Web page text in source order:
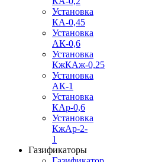
Установка
КА-0,45
Установка
АК-0,6
Установка
КжКАж-0,25
Установка
АК-1
Установка
КАр-0,6
Установка
КжАр-2-
1
Газификаторы